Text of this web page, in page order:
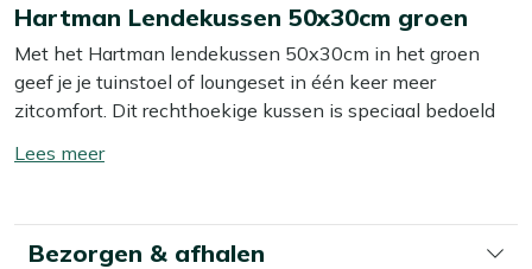
Hartman Lendekussen 50x30cm groen
Met het Hartman lendekussen 50x30cm in het groen
geef je je tuinstoel of loungeset in één keer meer
zitcomfort. Dit rechthoekige kussen is speciaal bedoeld
blijft zitten. Dankzij het compacte formaat leg je ’m
loungestoel. Handig als je graag buiten leest, borrelt of na
het eten nog even blijft natafelen.
Toon/verberg
Bezorgen & afhalen